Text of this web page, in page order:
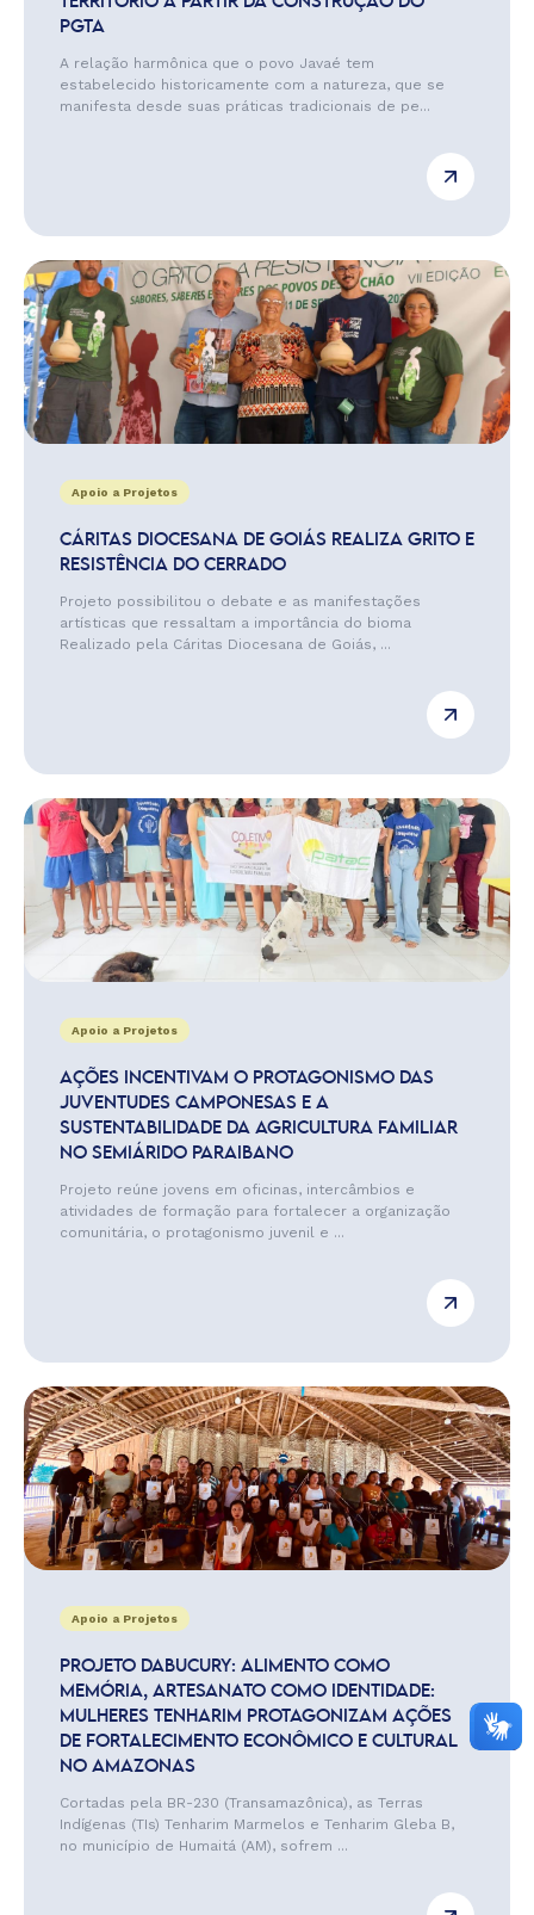
PGTA
A relação harmônica que o povo Javaé tem
estabelecido historicamente com a natureza, que se
manifesta desde suas práticas tradicionais de pe...
Apoio a Projetos
CÁRITAS DIOCESANA DE GOIÁS REALIZA GRITO E
RESISTÊNCIA DO CERRADO
Projeto possibilitou o debate e as manifestações
artísticas que ressaltam a importância do bioma
Realizado pela Cáritas Diocesana de Goiás, ...
Apoio a Projetos
AÇÕES INCENTIVAM O PROTAGONISMO DAS
JUVENTUDES CAMPONESAS E A
SUSTENTABILIDADE DA AGRICULTURA FAMILIAR
NO SEMIÁRIDO PARAIBANO
Projeto reúne jovens em oficinas, intercâmbios e
atividades de formação para fortalecer a organização
comunitária, o protagonismo juvenil e ...
Apoio a Projetos
PROJETO DABUCURY: ALIMENTO COMO
MEMÓRIA, ARTESANATO COMO IDENTIDADE:
MULHERES TENHARIM PROTAGONIZAM AÇÕES
DE FORTALECIMENTO ECONÔMICO E CULTURAL
NO AMAZONAS
Cortadas pela BR-230 (Transamazônica), as Terras
Indígenas (TIs) Tenharim Marmelos e Tenharim Gleba B,
no município de Humaitá (AM), sofrem ...